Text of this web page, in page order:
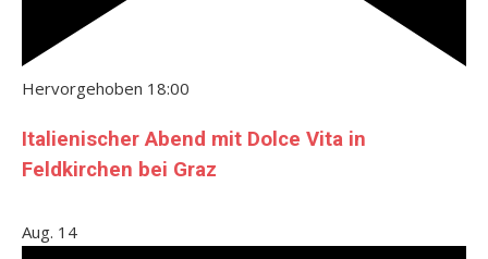
Hervorgehoben 18:00
Italienischer Abend mit Dolce Vita in
Feldkirchen bei Graz
Aug. 14